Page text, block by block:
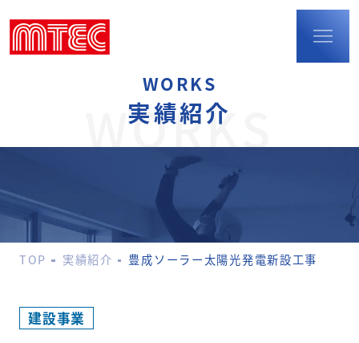
事業内容
建設事業 防火扉・
耐火断熱パネル
配筋検査
環境事業
ポリウレア事業
M-LIFEショップの
実績紹介
WORKS
実績紹介
WORKS
TOP 実績紹介 豊成ソーラー太陽光発電新設工事
建設事業